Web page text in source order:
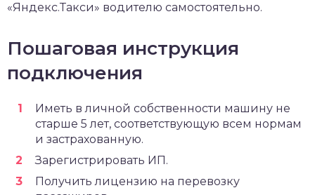
«Яндекс.Такси» водителю самостоятельно.
Пошаговая инструкция
подключения
Иметь в личной собственности машину не
старше 5 лет, соответствующую всем нормам
и застрахованную.
Зарегистрировать ИП.
Получить лицензию на перевозку